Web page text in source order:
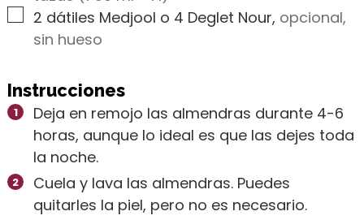
▢
2 dátiles Medjool o 4 Deglet Nour, opcional,
sin hueso
Instrucciones
Deja en remojo las almendras durante 4-6
horas, aunque lo ideal es que las dejes toda
la noche.
Cuela y lava las almendras. Puedes
quitarles la piel, pero no es necesario.